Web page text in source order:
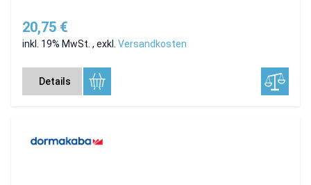
20,75 €
inkl. 19% MwSt. , exkl. Versandkosten
Details